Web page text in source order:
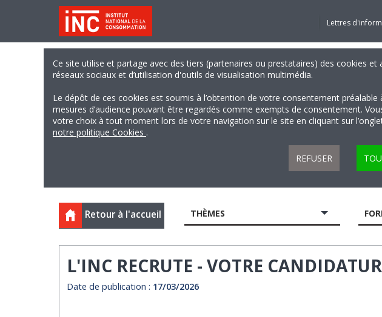
Lettres
Ce site utilise et partage avec des tiers (partenaires ou prestataires) des cookies
réseaux sociaux et d’utilisation d'outils de visualisation multimédia.
Le dépôt de ces cookies est soumis à l’obtention de votre consentement
mesures d’audience pouvant être regardés comme exempts de consentement.
votre choix à tout moment lors de votre navigation sur le site en cliquant sur
notre politique Cookies .
REFUSER
Retour à l'accueil THÈMES
L'INC RECRUTE - VOTRE
Date de publication : 17/03/2026